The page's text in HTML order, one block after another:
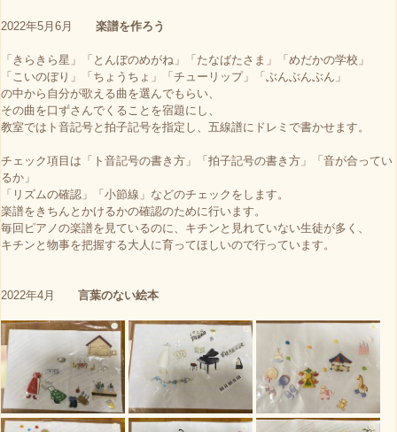
2022年5月6月 楽譜を作ろう
「きらきら星」「とんぼのめがね」「たなばたさま」「めだかの学校」
「こいのぼり」「ちょうちょ」「チューリップ」「ぶんぶんぶん」
の中から自分が歌える曲を選んでもらい、
その曲を口ずさんでくることを宿題にし、
教室ではト音記号と拍子記号を指定し、五線譜にドレミで書かせます。
チェック項目は「ト音記号の書き方」「拍子記号の書き方」「音が合ってい
るか」
「リズムの確認」「小節線」などのチェックをします。
楽譜をきちんとかけるかの確認のために行います。
毎回ピアノの楽譜を見ているのに、キチンと見れていない生徒が多く、
キチンと物事を把握する大人に育ってほしいので行っています。
2022年4月 言葉のない絵本